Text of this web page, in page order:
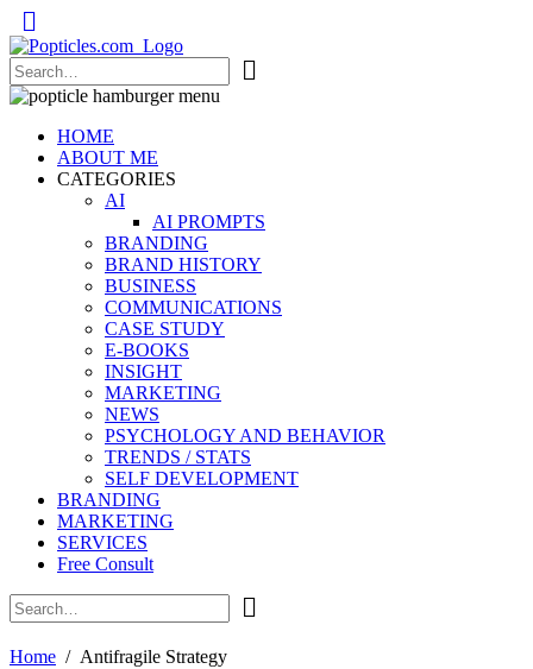
Popticles.com
HOME
ABOUT ME
CATEGORIES
AI
AI PROMPTS
BRANDING
BRAND HISTORY
BUSINESS
COMMUNICATIONS
CASE STUDY
E-BOOKS
INSIGHT
MARKETING
NEWS
PSYCHOLOGY AND BEHAVIOR
TRENDS / STATS
SELF DEVELOPMENT
BRANDING
MARKETING
SERVICES
Free Consult
Home Antifragile Strategy